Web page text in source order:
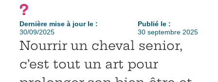
?
Dernière mise à jour le :
30/09/2025
Publié le :
30 septembre 2025
Nourrir un cheval senior,
c’est tout un art pour